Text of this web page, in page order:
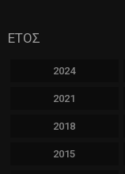
ΕΤΟΣ
2024
2021
2018
2015